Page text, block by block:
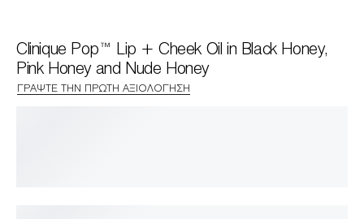
Clinique Pop™ Lip + Cheek Oil in Black Honey,
Pink Honey and Nude Honey
ΓΡΆΨΤΕ ΤΗΝ ΠΡΏΤΗ ΑΞΙΟΛΌΓΗΣΗ